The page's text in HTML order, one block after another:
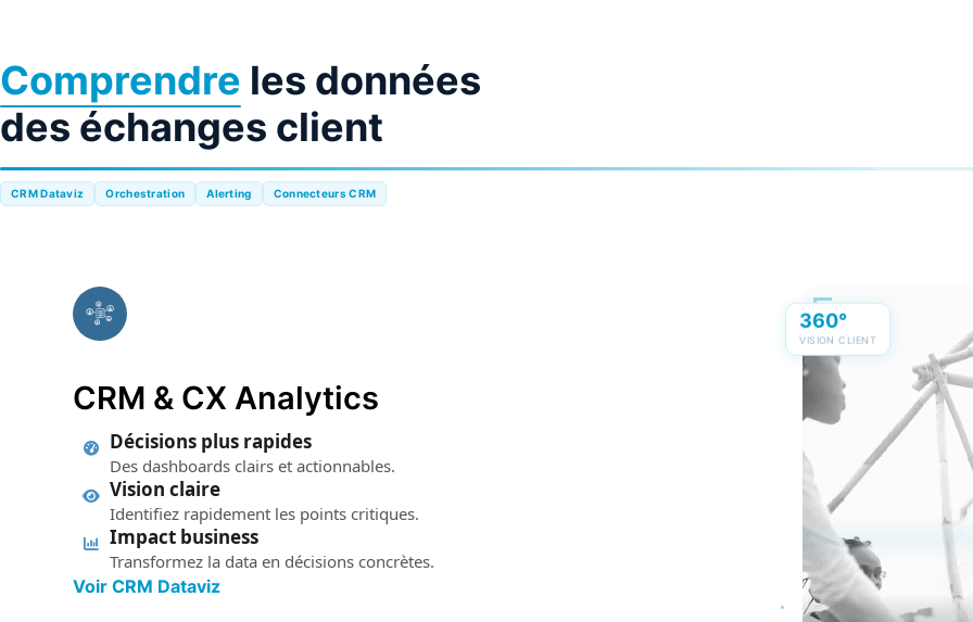
Comprendre les données
des échanges client
CRM Dataviz Orchestration Alerting Connecteurs CRM
CRM & CX Analytics
Décisions plus rapides
Des dashboards clairs et actionnables.
Vision claire
Identifiez rapidement les points critiques.
Impact business
Transformez la data en décisions concrètes.
Voir CRM Dataviz
360°
VISION CLIENT